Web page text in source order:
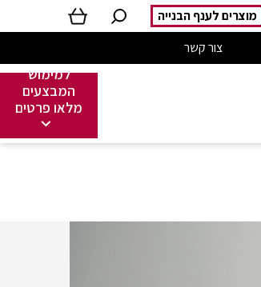
מוצרים לענף הבנייה
צור קשר
למימוש
המבצעים
מלאו פרטים